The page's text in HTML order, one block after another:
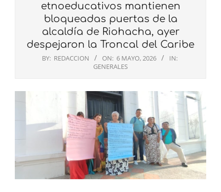
etnoeducativos mantienen
bloqueadas puertas de la
alcaldía de Riohacha, ayer
despejaron la Troncal del Caribe
BY: REDACCION ON: 6 MAYO, 2026
IN:
GENERALES